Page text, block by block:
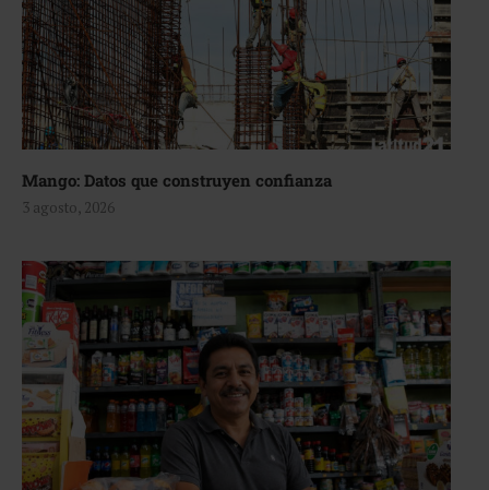
Mango: Datos que construyen confianza
3 agosto, 2026